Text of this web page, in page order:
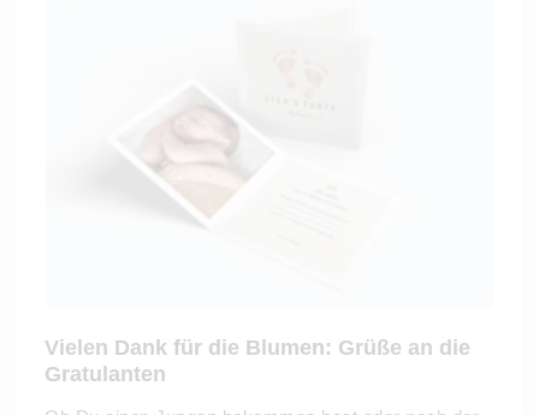
Vielen Dank für die Blumen: Grüße an die
Gratulanten